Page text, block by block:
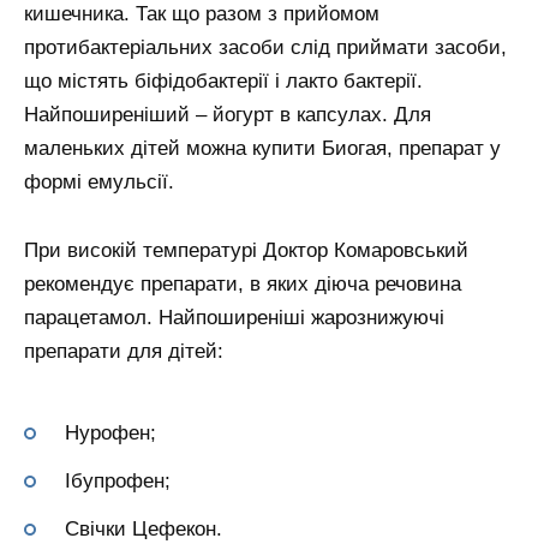
кишечника. Так що разом з прийомом
протибактеріальних засоби слід приймати засоби,
що містять біфідобактерії і лакто бактерії.
Найпоширеніший – йогурт в капсулах. Для
маленьких дітей можна купити Биогая, препарат у
формі емульсії.
При високій температурі Доктор Комаровський
рекомендує препарати, в яких діюча речовина
парацетамол. Найпоширеніші жарознижуючі
препарати для дітей:
Нурофен;
Ібупрофен;
Свічки Цефекон.